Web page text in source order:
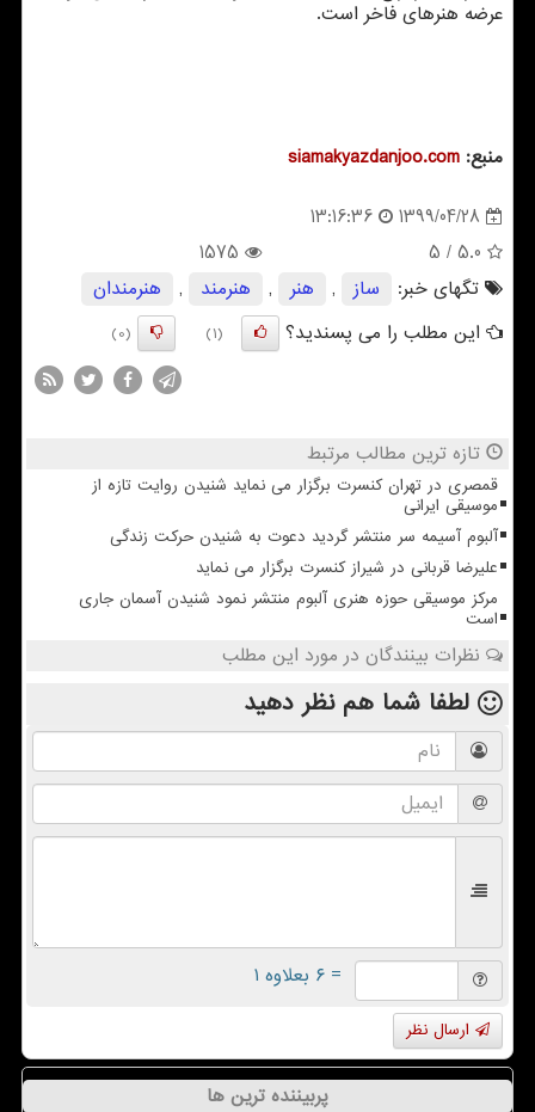
عرضه هنرهای فاخر است.
منبع: siamakyazdanjoo.com
1399/04/28
13:16:36
5.0
/ 5
1575
تگهای خبر:
ساز , هنر , هنرمند ,
هنرمندان
این مطلب را می پسندید؟
(1)
(0)
تازه ترین مطالب مرتبط
قمصری در تهران کنسرت برگزار می نماید شنیدن روایت تازه از
موسیقی ایرانی
آلبوم آسیمه سر منتشر گردید دعوت به شنیدن حرکت زندگی
علیرضا قربانی در شیراز کنسرت برگزار می نماید
مرکز موسیقی حوزه هنری آلبوم منتشر نمود شنیدن آسمان جاری
است
نظرات بینندگان در مورد این مطلب
لطفا شما همنظر دهید
= ۶ بعلاوه ۱
ارسال نظر
پربیننده ترین ها